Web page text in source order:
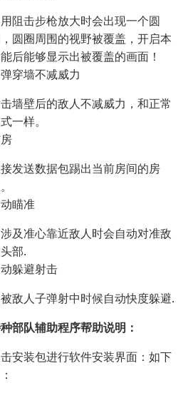
阻击步枪放大时会出现一个圆
圆圈周围的视野被覆盖，开启本
后能够显示出被覆盖的画面！
穿墙不减威力
墙壁后的敌人不减威力，和正常
一样。
发送数据包踢出当前房间的房
瞄准
及准心靠近敌人时会自动对准敌
部.
躲避射击
敌人子弹射中时候自动快度躲避.
部队辅助程序帮助说明：
安装包进行软件安装界面：如下